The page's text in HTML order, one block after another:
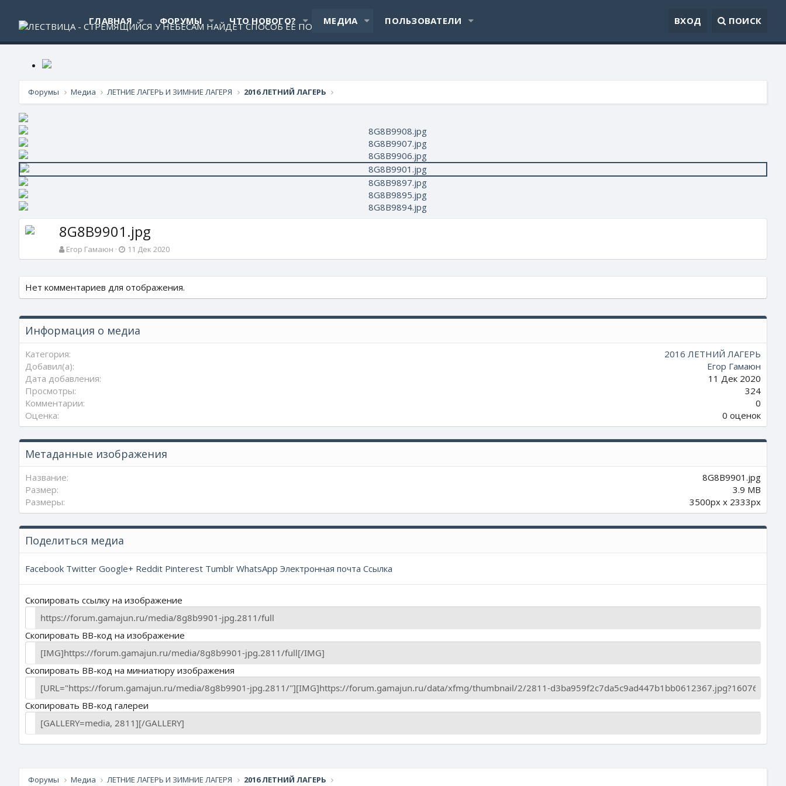
ГЛАВНАЯ ФОРУМЫ ЧТО НОВОГО? МЕДИА ПОЛЬЗОВАТЕЛИ ВХОД ПОИСК
Форумы Медиа ЛЕТНИЕ ЛАГЕРЬ И ЗИМНИЕ ЛАГЕРЯ 2016 ЛЕТНИЙ ЛАГЕРЬ
8G8B9901.jpg
Егор Гамаюн 11 Дек 2020
Нет комментариев для отображения.
Информация о медиа
Категория
2016 ЛЕТНИЙ ЛАГЕРЬ
Добавил(а)
Егор Гамаюн
Дата добавления
11 Дек 2020
Просмотры
324
Комментарии
0
Оценка
0
.
0
з
в
з
д
0 оценок
Метаданные изображения
Название
8G8B9901.jpg
Размер
3.9 MB
Размеры
3500px x 2333px
Поделиться медиа
Facebook Twitter Google+ Reddit Pinterest Tumblr WhatsApp Электронная почта Ссылка
Скопировать ссылку на изображение
Скопировать BB-код на изображение
Скопировать BB-код на миниатюру изображения
Скопировать BB-код галереи
Форумы Медиа ЛЕТНИЕ ЛАГЕРЬ И ЗИМНИЕ ЛАГЕРЯ 2016 ЛЕТНИЙ ЛАГЕРЬ